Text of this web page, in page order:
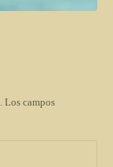
Los campos